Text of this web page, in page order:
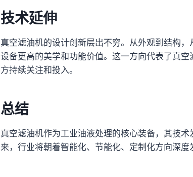
技术延伸
真空滤油机的设计创新层出不穷。从外观到结构
设备更高的美学和功能价值。这一方向代表了真
方持续关注和投入。
总结
真空滤油机作为工业油液处理的核心装备，其技
来，行业将朝着智能化、节能化、定制化方向深度